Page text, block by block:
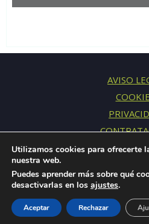
AVISO
© 2015-2026 Fresh Mentoring
Utilizamos cookies para ofrecerte
nuestra web.
Puedes aprender más sobre qué
desactivarlas en los ajustes.
Aceptar Rechazar